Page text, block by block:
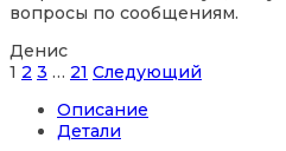
5
вопросы по сообщениям.
Денис
Site
Reviews
навигация
Страница
1 Страница
2 Страница
3 … Страница
21 Следующий
Описание
Детали